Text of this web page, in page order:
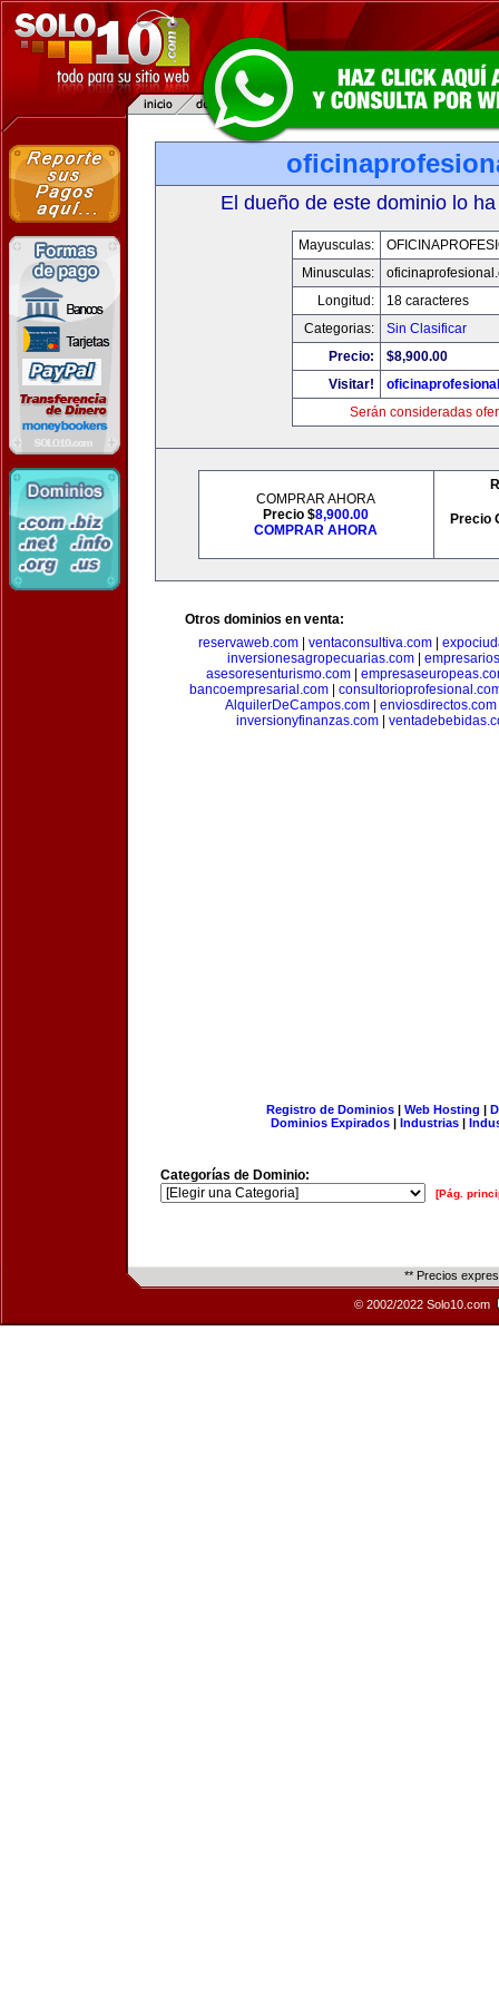
El dueño de este dominio lo
Mayusculas:
Minusculas:
Longitud:
18 caracteres
Categorias:
Sin Clasificar
Precio:
$8,900.00
Visitar!
Serán consideradas
COMPRAR AHORA
Precio $8,900.00
COMPRAR AHORA
Precio
Otros dominios en venta:
reservaweb.com| ventaconsultiva.com|
inversionesagropecuarias.com
asesoresenturismo.com|
bancoempresarial.com
AlquilerDeCampos.com
enviosdirectos.com
inversionyfinanzas.com|
Registro de Dominios| Web Hosting |
Dominios Expirados | Industrias |
Categorías de Dominio:
[Pág.
** Precios
© 2002/2022 Solo10.com